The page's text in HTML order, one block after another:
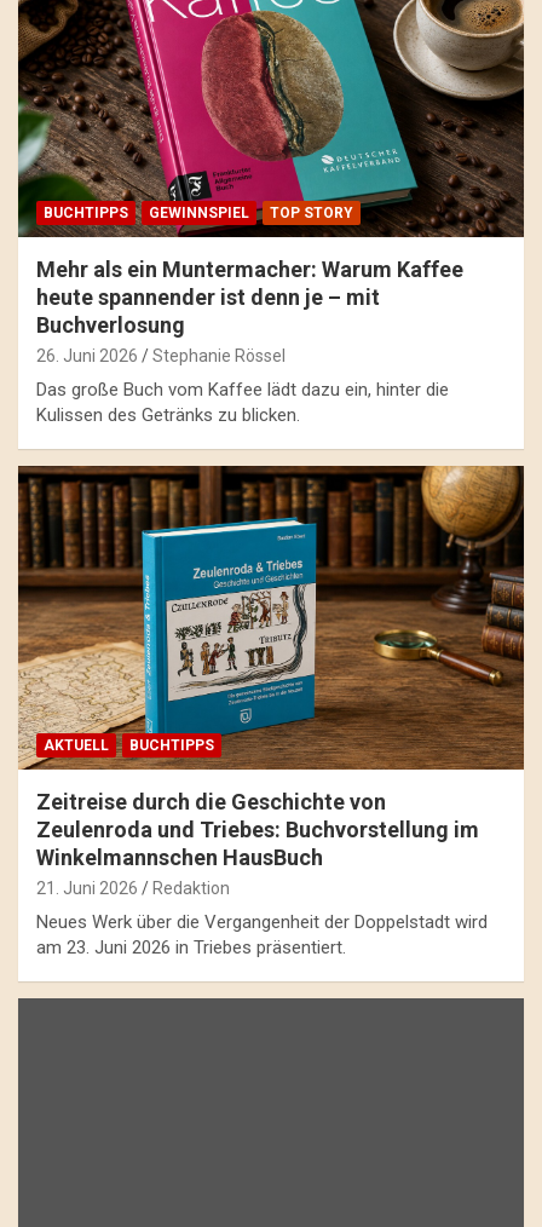
BUCHTIPPS GEWINNSPIEL TOP STORY
Mehr als ein Muntermacher: Warum Kaffee
heute spannender ist denn je – mit
Buchverlosung
26. Juni 2026 Stephanie Rössel
Das große Buch vom Kaffee lädt dazu ein, hinter die
Kulissen des Getränks zu blicken.
AKTUELL BUCHTIPPS
Zeitreise durch die Geschichte von
Zeulenroda und Triebes: Buchvorstellung im
Winkelmannschen HausBuch
21. Juni 2026 Redaktion
Neues Werk über die Vergangenheit der Doppelstadt wird
am 23. Juni 2026 in Triebes präsentiert.